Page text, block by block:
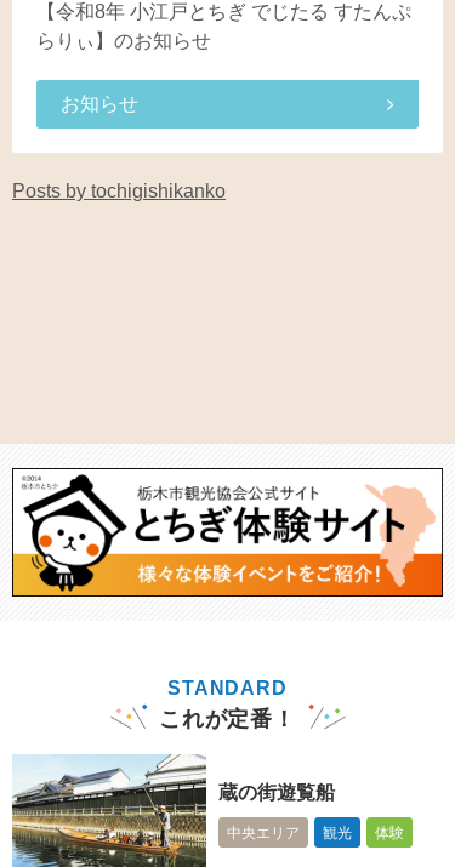
【令和8年 小江戸とちぎ でじたる すたんぷ
らりぃ】のお知らせ
お知らせ
Posts by tochigishikanko
STANDARD
これが定番！
蔵の街遊覧船
中央エリア 観光 体験